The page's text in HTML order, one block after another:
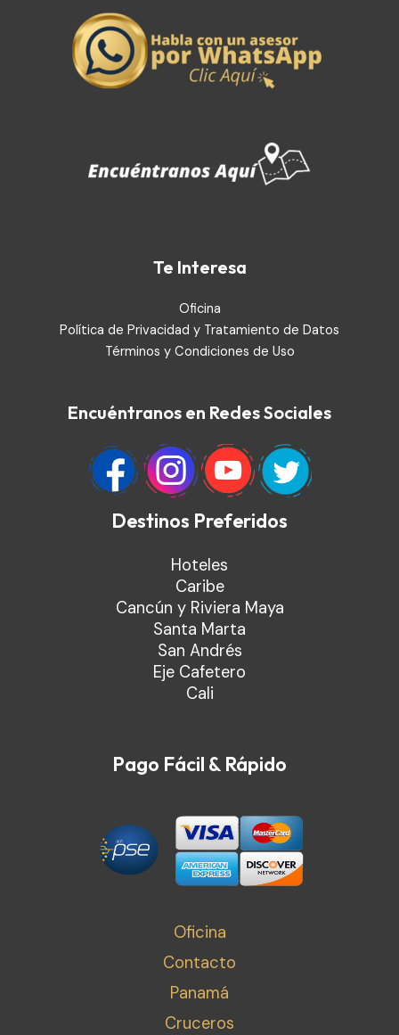
Te Interesa
Oficina
Política de Privacidad y Tratamiento de Datos
Términos y Condiciones de Uso
Encuéntranos en Redes Sociales
Destinos Preferidos
Hoteles
Caribe
Cancún y Riviera Maya
Santa Marta
San Andrés
Eje Cafetero
Cali
Pago Fácil & Rápido
Oficina
Contacto
Panamá
Cruceros